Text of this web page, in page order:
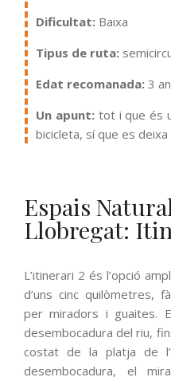
Dificultat: Baixa
Tipus de ruta:
Edat recomanada: 3
Un apunt:tot i que és
bicicleta, sí que es
Espais
Llobregat:
L’itinerari 2 és l’opció
d’uns cinc quilòmetres,
per miradors i guaites.
desembocadura del riu,
costat de la platja de
desembocadura, el